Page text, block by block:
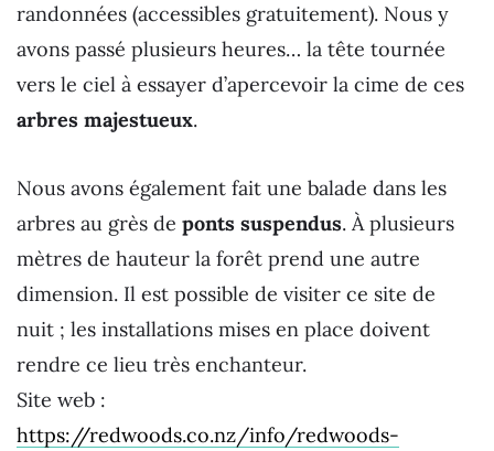
randonnées (accessibles gratuitement). Nous y
avons passé plusieurs heures… la tête tournée
vers le ciel à essayer d’apercevoir la cime de ces
arbres majestueux.
Nous avons également fait une balade dans les
arbres au grès de ponts suspendus. À plusieurs
mètres de hauteur la forêt prend une autre
dimension. Il est possible de visiter ce site de
nuit ; les installations mises en place doivent
rendre ce lieu très enchanteur.
Site web :
https://redwoods.co.nz/info/redwoods-